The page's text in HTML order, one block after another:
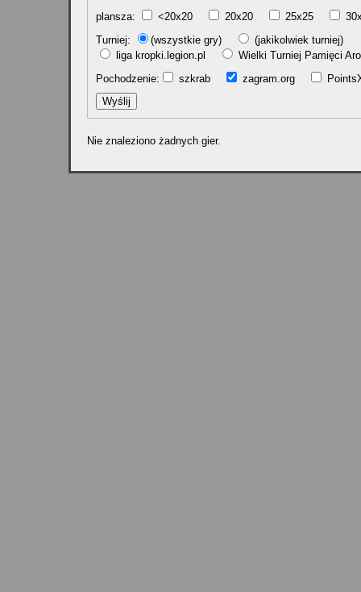
plansza:
<20x20 20x20 25x25
Turniej:
(wszystkie gry)
(jakikolwiek turniej)
liga kropki.legion.pl
Wielki Turniej Pamięci
Pochodzenie:
szkrab zagram.org
Nie znaleziono żadnych gier.